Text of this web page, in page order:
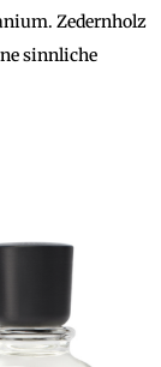
Zedernholz
sinnliche